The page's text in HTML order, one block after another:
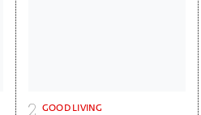
GOOD LIVING